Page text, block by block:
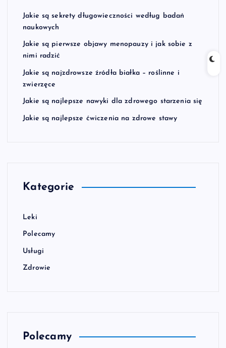
Jakie są sekrety długowieczności według badań
naukowych
Jakie są pierwsze objawy menopauzy i jak sobie z
nimi radzić
Jakie są najzdrowsze źródła białka – roślinne i
zwierzęce
Jakie są najlepsze nawyki dla zdrowego starzenia się
Jakie są najlepsze ćwiczenia na zdrowe stawy
Kategorie
Leki
Polecamy
Usługi
Zdrowie
Polecamy